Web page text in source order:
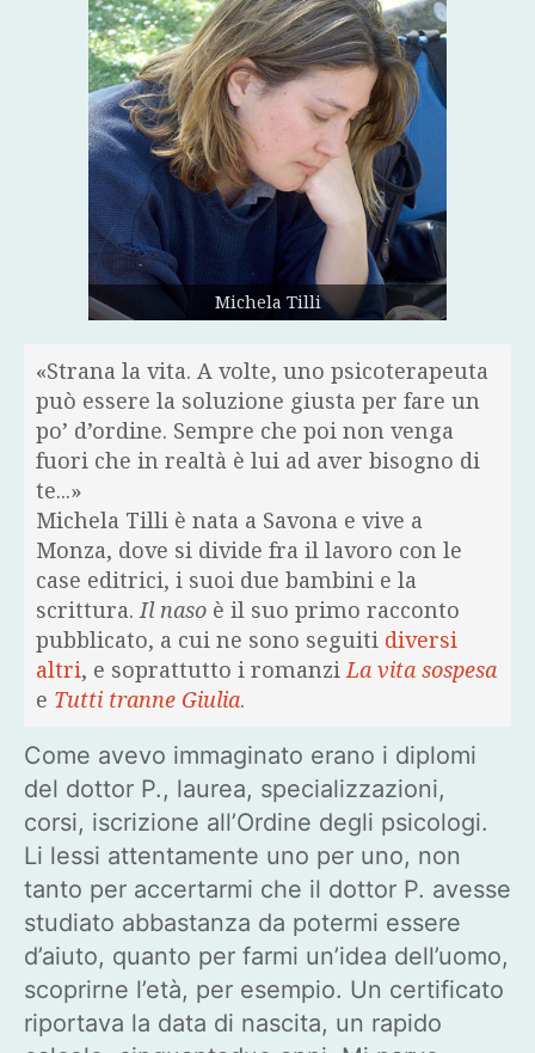
Michela Tilli
«Strana la vita. A volte, uno psicoterapeuta
può essere la soluzione giusta per fare un
po’ d’ordine. Sempre che poi non venga
fuori che in realtà è lui ad aver bisogno di
te...»
Michela Tilli è nata a Savona e vive a
Monza, dove si divide fra il lavoro con le
case editrici, i suoi due bambini e la
scrittura.Il naso è il suo primo racconto
pubblicato, a cui ne sono seguiti diversi
altri, e soprattutto i romanziLa vita sospesa
e Tutti tranne Giulia.
Come avevo immaginato erano i diplomi
del dottor P., laurea, specializzazioni,
corsi, iscrizione all’Ordine degli psicologi.
Li lessi attentamente uno per uno, non
tanto per accertarmi che il dottor P. avesse
studiato abbastanza da potermi essere
d’aiuto, quanto per farmi un’idea dell’uomo,
scoprirne l’età, per esempio. Un certificato
riportava la data di nascita, un rapido